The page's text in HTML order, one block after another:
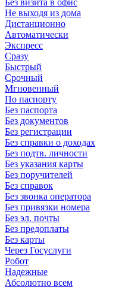
Не выходя из дома
Дистанционно
Автоматически
Экспресс
Сразу
Быстрый
Срочный
Мгновенный
По паспорту
Без паспорта
Без документов
Без регистрации
Без справки о доходах
Без подтв. личности
Без указания карты
Без поручителей
Без справок
Без звонка оператора
Без привязки номера
Без эл. почты
Без предоплаты
Без карты
Через Госуслуги
Робот
Надежные
Абсолютно всем